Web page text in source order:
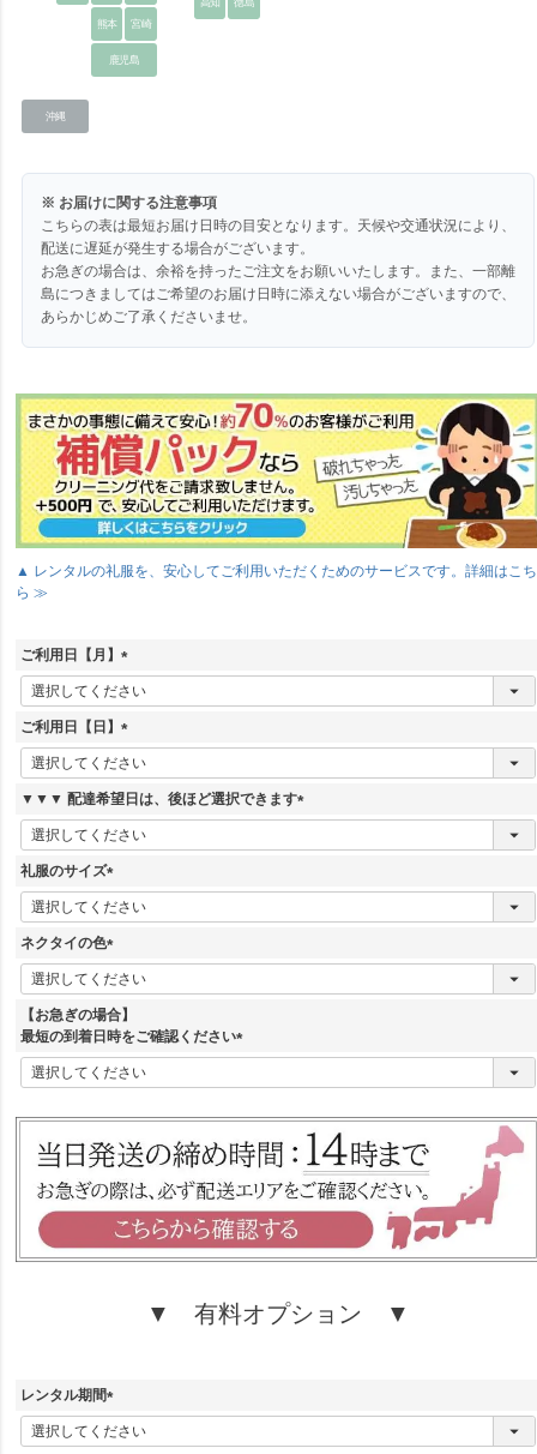
熊本
宮崎
鹿児島
沖縄
※ お届けに関する注意事項
こちらの表は最短お届け日時の目安となります。天候や交通状況により、
配送に遅延が発生する場合がございます。
お急ぎの場合は、余裕を持ったご注文をお願いいたします。また、一部離
島につきましてはご希望のお届け日時に添えない場合がございますので、
あらかじめご了承くださいませ。
▲ レンタルの礼服を、安心してご利用いただくためのサービスです。詳細はこち
ら ≫
ご利用日【月】
(
必
須
)
ご利用日【日】
(
必
須
)
▼▼▼ 配達希望日は、後ほど選択できます
(
必
)
礼服のサイズ
(
必
須
)
ネクタイの色
(
必
須
)
【お急ぎの場合】
最短の到着日時をご確認ください
(
必
)
▼ 有料オプション ▼
レンタル期間
(
必